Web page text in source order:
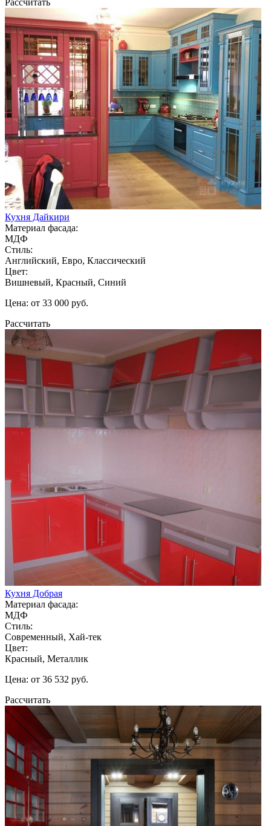
Кухня Дайкири
Материал фасада:
МДФ
Стиль:
Английский, Евро, Классический
Цвет:
Вишневый, Красный, Синий
Цена: от 33 000 руб.
Рассчитать
Кухня Добрая
Материал фасада:
МДФ
Стиль:
Современный, Хай-тек
Цвет:
Красный, Металлик
Цена: от 36 532 руб.
Рассчитать